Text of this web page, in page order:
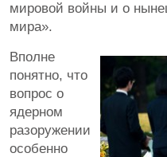
мировой войны и о
мира».
Вполне
понятно, что
вопрос о
ядерном
разоружении
особенно